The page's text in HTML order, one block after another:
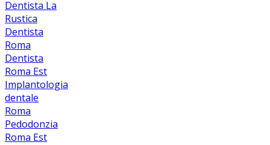
Dentista La
Rustica
Dentista
Roma
Dentista
Roma Est
Implantologia
dentale
Roma
Pedodonzia
Roma Est